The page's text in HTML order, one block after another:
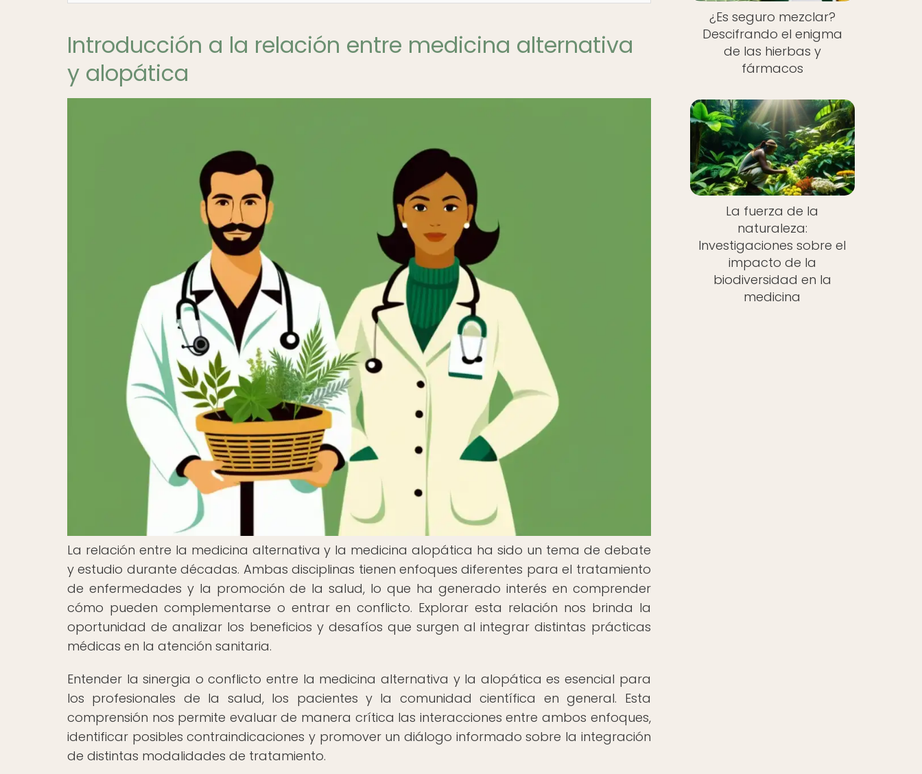
Introducción a la relación entre medicina alternativa
y alopática
La relación entre la medicina alternativa y la medicina alopática ha sido un tema de debate
y estudio durante décadas. Ambas disciplinas tienen enfoques diferentes para el tratamiento
de enfermedades y la promoción de la salud, lo que ha generado interés en comprender
cómo pueden complementarse o entrar en conflicto. Explorar esta relación nos brinda la
oportunidad de analizar los beneficios y desafíos que surgen al integrar distintas prácticas
médicas en la atención sanitaria.
Entender la sinergia o conflicto entre la medicina alternativa y la alopática es esencial para
los profesionales de la salud, los pacientes y la comunidad científica en general. Esta
comprensión nos permite evaluar de manera crítica las interacciones entre ambos enfoques,
identificar posibles contraindicaciones y promover un diálogo informado sobre la integración
de distintas modalidades de tratamiento.
¿Es seguro mezclar?
Descifrando el enigma
de las hierbas y
fármacos
La fuerza de la
naturaleza:
Investigaciones sobre el
impacto de la
biodiversidad en la
medicina